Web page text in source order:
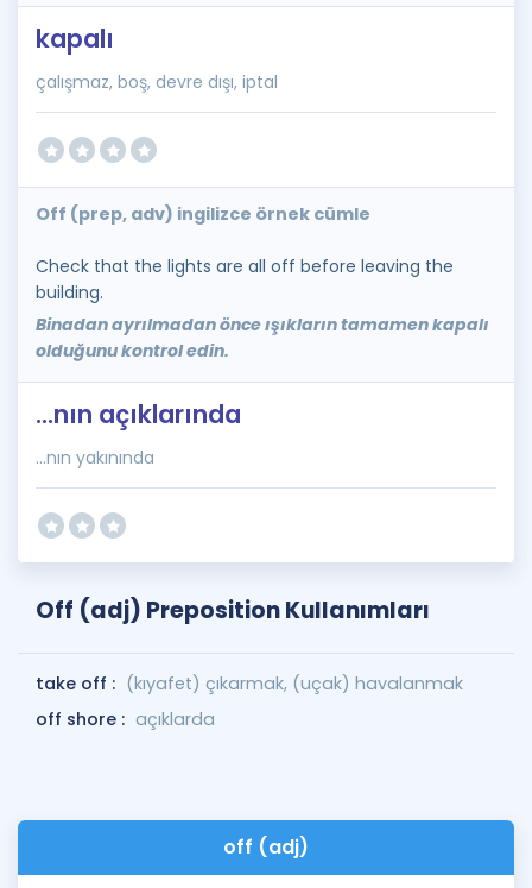
kapalı
çalışmaz, boş, devre dışı, iptal
Off (prep, adv) ingilizce örnek cümle
Check that the lights are all off before leaving the
building.
Binadan ayrılmadan önce ışıkların tamamen kapalı
olduğunu kontrol edin.
...nın açıklarında
...nın yakınında
Off (adj) Preposition Kullanımları
take off : (kıyafet) çıkarmak, (uçak) havalanmak
off shore : açıklarda
off (adj)